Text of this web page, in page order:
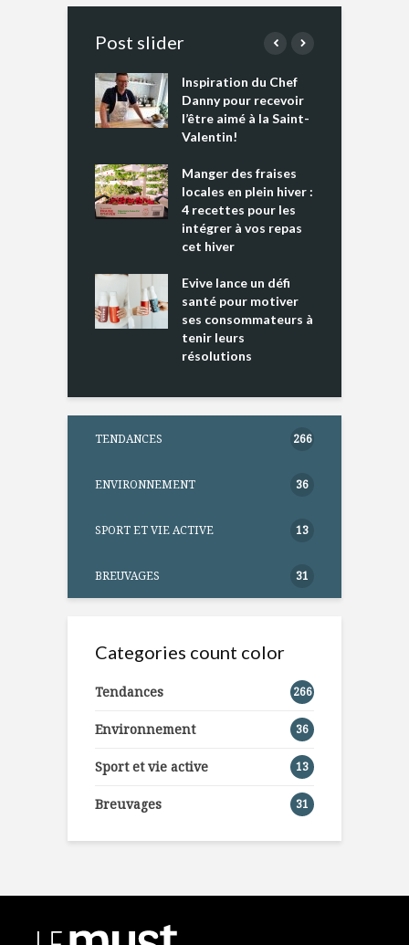
Post slider
Inspiration du Chef
Danny pour recevoir
l’être aimé à la Saint-
Valentin!
Manger des fraises
locales en plein hiver :
4 recettes pour les
intégrer à vos repas
cet hiver
Evive lance un défi
santé pour motiver
ses consommateurs à
tenir leurs
résolutions
TENDANCES 266
ENVIRONNEMENT 36
SPORT ET VIE ACTIVE 13
BREUVAGES 31
Categories count color
Tendances 266
Environnement 36
Sport et vie active 13
Breuvages 31